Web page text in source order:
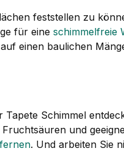
feststellen zu
für eine schimmelfreie
einen baulichen
Schimmel
und
. Und arbeiten Sie